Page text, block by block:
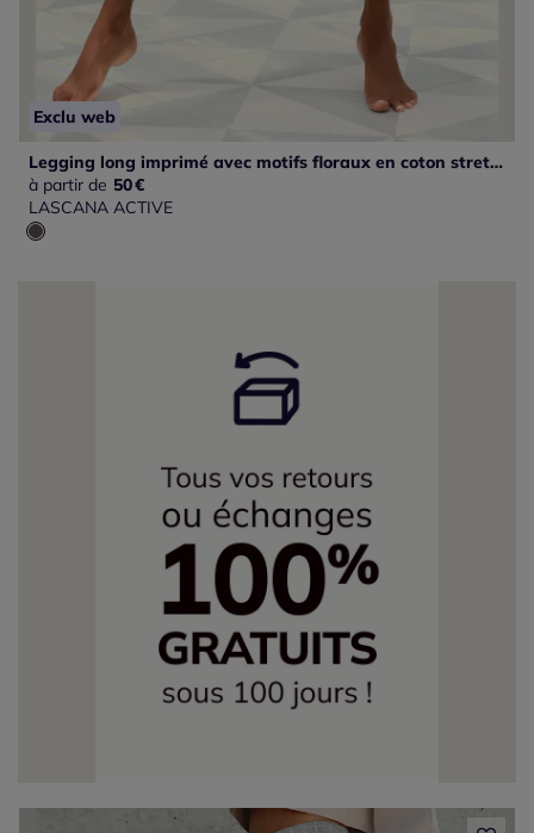
Exclu web
Legging long imprimé avec motifs floraux en coton stretch
à partir de 50€
LASCANA ACTIVE